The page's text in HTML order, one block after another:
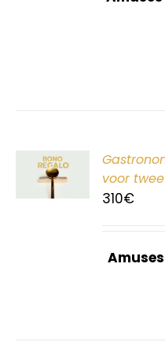
voor
310€
Amuses